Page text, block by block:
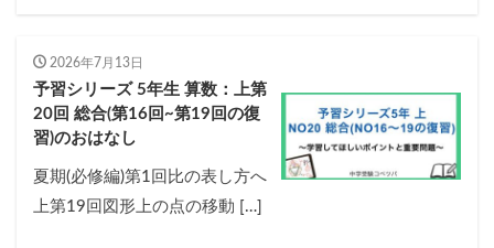
2026年7月13日
予習シリーズ 5年生 算数：上第
20回 総合(第16回~第19回の復
習)のおはなし
夏期(必修編)第1回比の表し方へ
上第19回図形上の点の移動 […]